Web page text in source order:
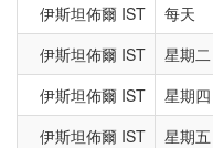
伊斯坦佈爾 IST
每天
伊斯坦佈爾 IST
星期二
伊斯坦佈爾 IST
星期四
伊斯坦佈爾 IST
星期五